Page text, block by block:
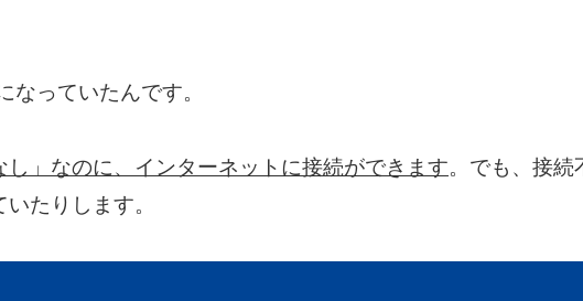
なっていたんです。
」なのに、インターネットに接続ができます。でも、接続
いたりします。